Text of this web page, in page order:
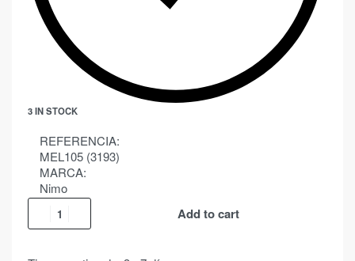
3 IN STOCK
REFERENCIA:
MEL105 (3193)
MARCA:
Nimo
Add to cart